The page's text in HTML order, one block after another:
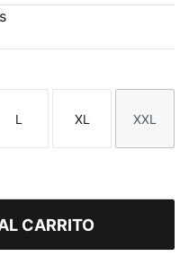
Talla
L
Talla
XL
Talla
XXL
CARRITO